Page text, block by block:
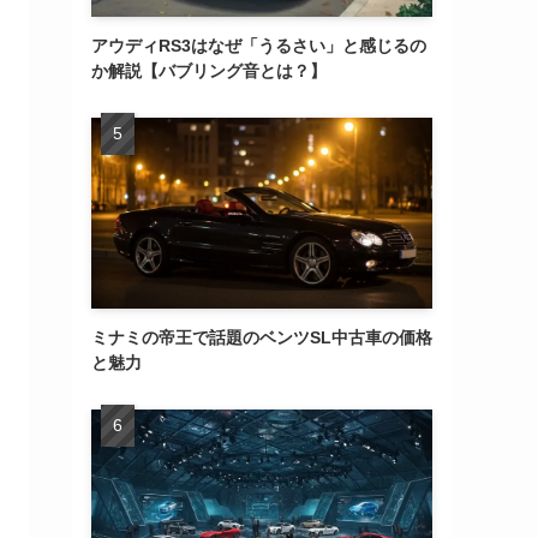
アウディRS3はなぜ「うるさい」と感じるの
か解説【バブリング音とは？】
ミナミの帝王で話題のベンツSL中古車の価格
と魅力